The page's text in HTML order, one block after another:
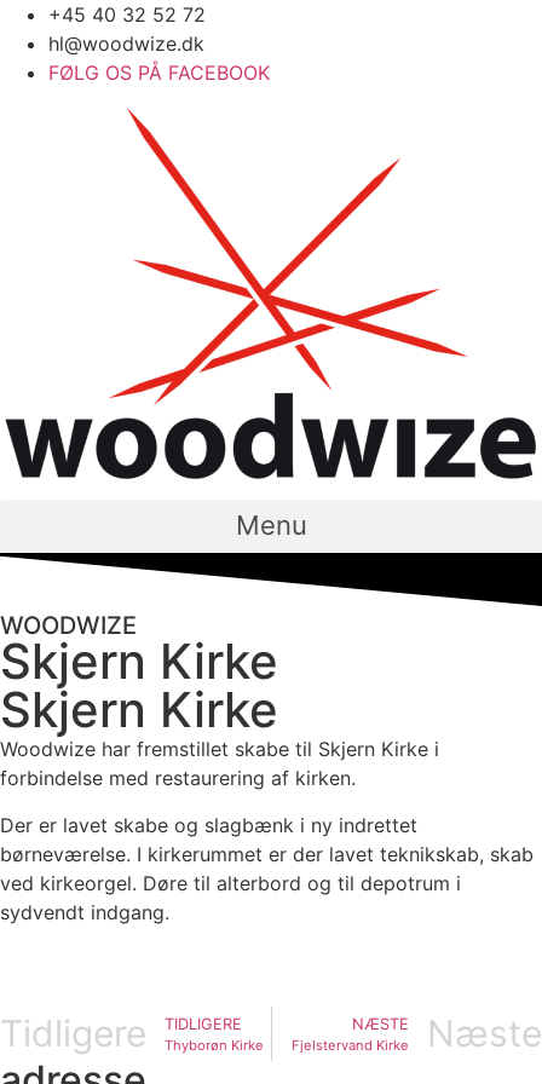
Videre
indhold
+45 40 32 52 72
hl@woodwize.dk
FØLG OS PÅ FACEBOOK
Menu
WOODWIZE
Skjern Kirke
Skjern Kirke
Woodwize har fremstillet skabe til Skjern Kirke i
forbindelse med restaurering af kirken.
Der er lavet skabe og slagbænk i ny indrettet
børneværelse. I kirkerummet er der lavet teknikskab, skab
ved kirkeorgel. Døre til alterbord og til depotrum i
sydvendt indgang.
Tidligere TIDLIGERE
Thyborøn Kirke
NÆSTE
Fjelstervand Kirke Næste